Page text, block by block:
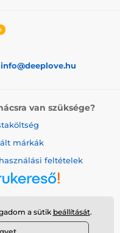
info@deeplove.hu
van szüksége?
márkák
feltételek
a sütik beállítását.